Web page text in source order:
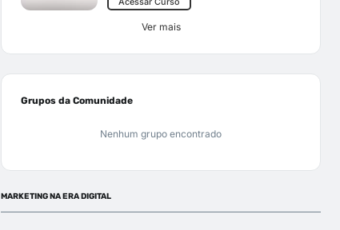
Ver mais
Grupos da Comunidade
Nenhum grupo encontrado
MARKETING NA ERA DIGITAL